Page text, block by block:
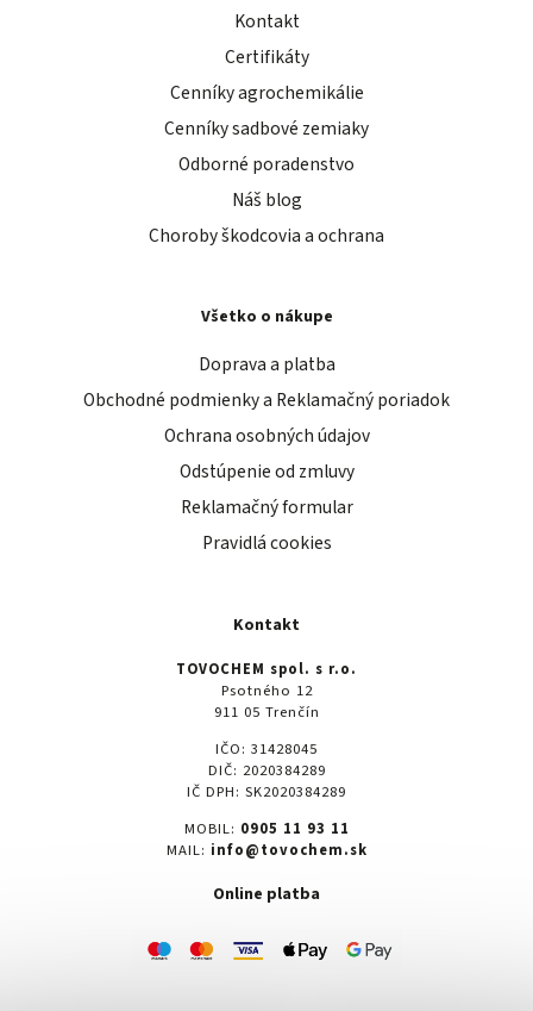
Kontakt
Certifikáty
Cenníky agrochemikálie
Cenníky sadbové zemiaky
Odborné poradenstvo
Náš blog
Choroby škodcovia a ochrana
Všetko o nákupe
Doprava a platba
Obchodné podmienky a Reklamačný poriadok
Ochrana osobných údajov
Odstúpenie od zmluvy
Reklamačný formular
Pravidlá cookies
Kontakt
TOVOCHEM spol. s r.o.
Psotného 12
911 05 Trenčín
IČO: 31428045
DIČ: 2020384289
IČ DPH: SK2020384289
MOBIL: 0905 11 93 11
MAIL: info@tovochem.sk
Online platba